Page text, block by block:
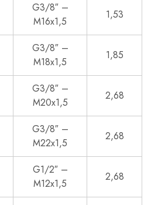
G3/8″ –
M16x1,5
1,53
G3/8″ –
M18x1,5
1,85
G3/8″ –
M20x1,5
2,68
G3/8″ –
M22x1,5
2,68
G1/2″ –
M12x1,5
2,68